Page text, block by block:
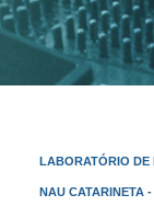
LABORATÓRIO DE
NAU CATARINETA